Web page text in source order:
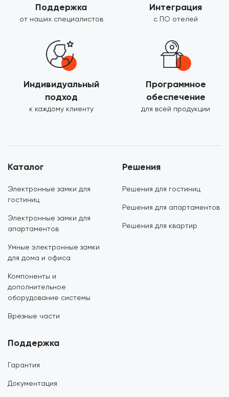
Поддержка
от наших специалистов
Интеграция
с ПО отелей
Индивидуальный
подход
к каждому клиенту
Программное
обеспечение
для всей продукции
Каталог
Электронные замки для
гостиниц
Электронные замки для
апартаментов
Умные электронные замки
для дома и офиса
Компоненты и
дополнительное
оборудование системы
Врезные части
Решения
Решения для гостиниц
Решения для апартаментов
Решения для квартир
Поддержка
Гарантия
Документация